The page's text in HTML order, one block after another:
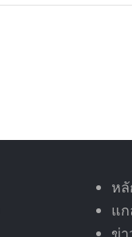
ห
แก
ข่า